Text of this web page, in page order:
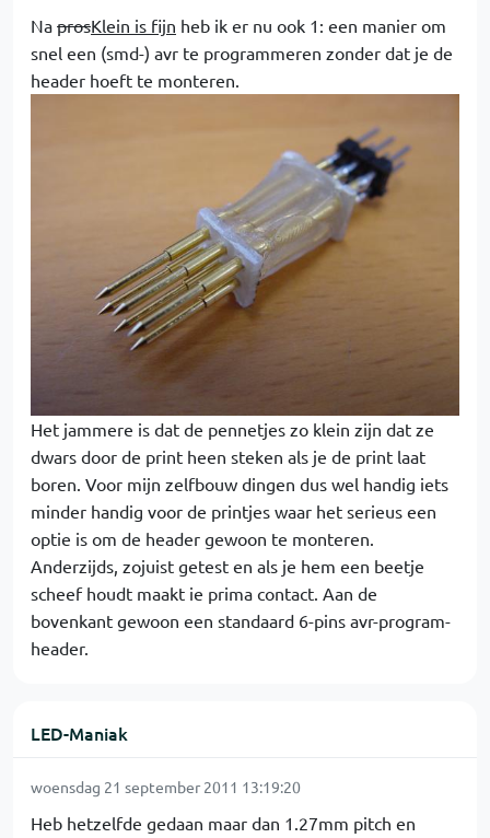
Na prosKlein is fijn heb ik er nu ook 1: een manier om
snel een (smd-) avr te programmeren zonder dat je de
header hoeft te monteren.
Het jammere is dat de pennetjes zo klein zijn dat ze
dwars door de print heen steken als je de print laat
boren. Voor mijn zelfbouw dingen dus wel handig iets
minder handig voor de printjes waar het serieus een
optie is om de header gewoon te monteren.
Anderzijds, zojuist getest en als je hem een beetje
scheef houdt maakt ie prima contact. Aan de
bovenkant gewoon een standaard 6-pins avr-program-
header.
LED-Maniak
woensdag 21 september 2011 13:19:20
Heb hetzelfde gedaan maar dan 1.27mm pitch en